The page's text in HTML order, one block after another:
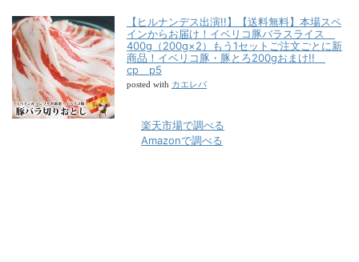
【ヒルナンデス出演!!】【送料無料】本場スペ
インからお届け！イベリコ豚バラスライス
400g（200g×2）もう1セットご注文ごとに新
商品！イベリコ豚・豚とろ200gおまけ!!
cp p5
posted with カエレバ
楽天市場で調べる
Amazonで調べる